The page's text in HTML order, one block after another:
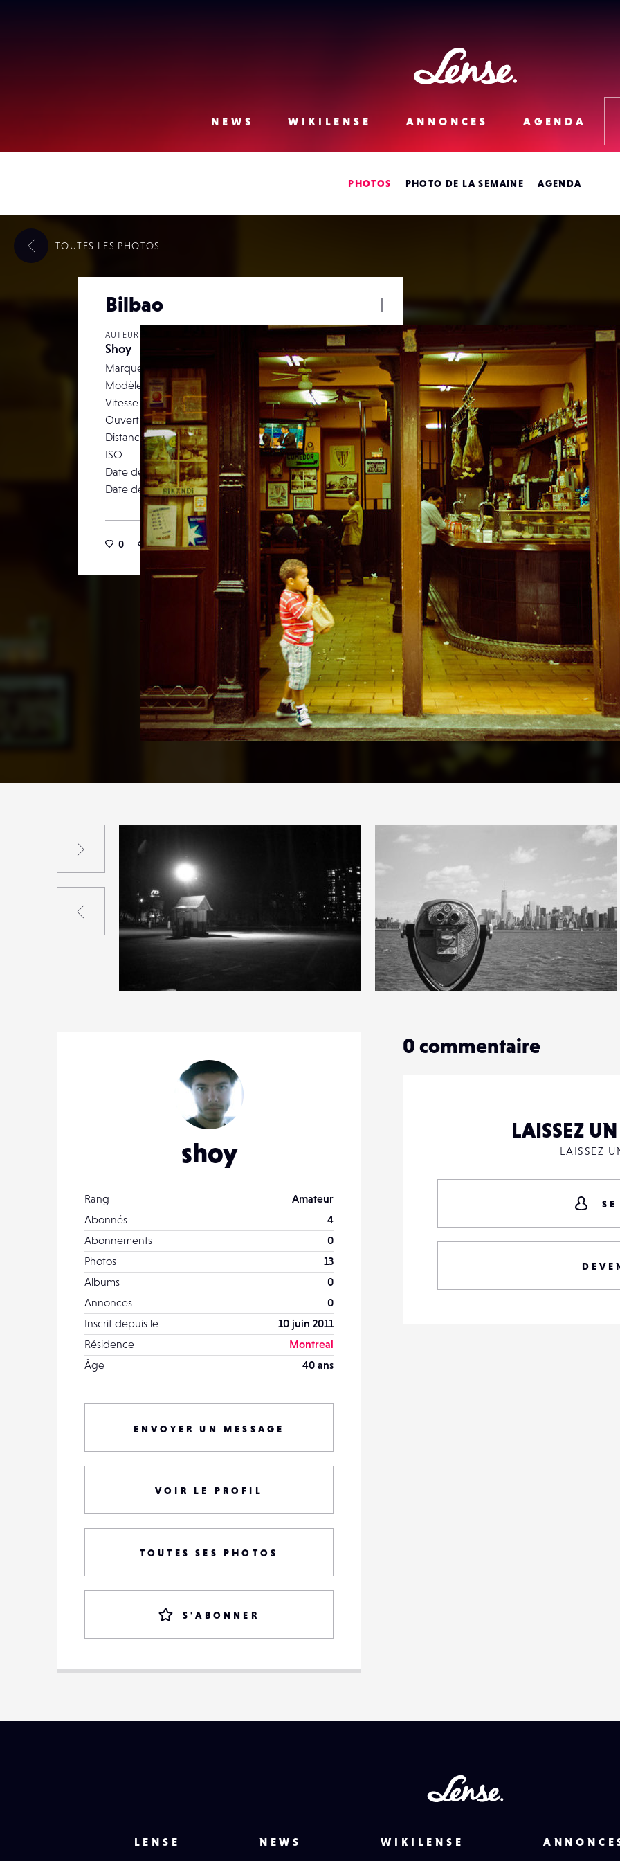
Lense
NEWS WIKILENSE ANNONCES AGENDA
PHOTOS PHOTO DE LA SEMAINE AGENDA
Bilbao
AUTEUR
Shoy
Marque
SONY
Modèle
SLT-A55V
Vitesse d’obturation
1/8
Ouverture
2.8
Distance focale
28 mm
ISO
100
Date de prise de vue
22 avril 2011
Date de publication
24 juillet 2011
0 14 0
Fermer
TOUTES LES PHOTOS
18
1
9
Précédent
shoy
Rang
Amateur
Abonnés
4
Abonnements
0
Photos
13
Albums
0
Annonces
0
Inscrit depuis le
10 juin 2011
Résidence
Montreal
Âge
40 ans
ENVOYER UN MESSAGE
VOIR LE PROFIL
TOUTES SES PHOTOS
S'ABONNER
0 commentaire
LAISSEZ
LAISSEZ
LENSE NEWS WIKILENSE